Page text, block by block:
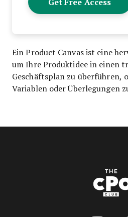
Ein Product Canvas ist eine
um Ihre Produktidee in einen
Geschäftsplan zu überführen,
Variablen oder Überlegungen